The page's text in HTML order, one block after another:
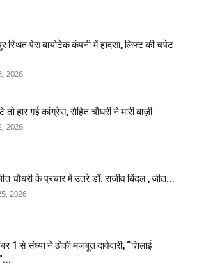
स्थित पेस बायोटेक कंपनी में हादसा, लिफ्ट की चपेट
2026
तो हार गई कांग्रेस, रोहित चौधरी ने मारी बाज़ी
2026
चौधरी के प्रचार में उतरे डॉ. राजीव बिंदल , जीत...
2026
1 से संध्या ने ठोकी मजबूत दावेदारी, “शिलाई